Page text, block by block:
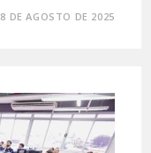
8 DE AGOSTO DE 2025